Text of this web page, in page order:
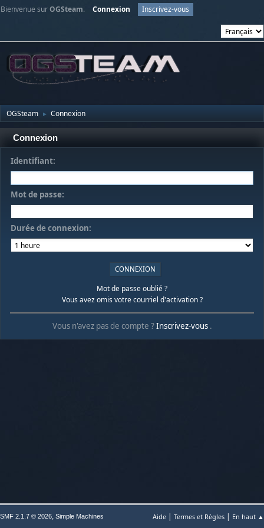
Bienvenue surOGSteam. Connexion Inscrivez-vous
OGSteam ► Connexion
Connexion
Identifiant:
Mot de passe:
Durée de connexion:
Mot de passe oublié ?
Vous avez omis votre courriel d'activation ?
Vous n'avez pas de compte ?Inscrivez-vous .
Aide | Termes et Règles | En haut ▲
SMF 2.1.7 © 2026, Simple Machines